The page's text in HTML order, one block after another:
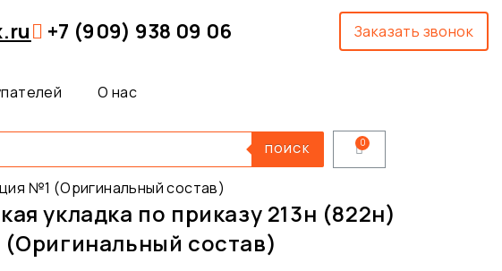
+7 (909) 938 09 06 Заказать звонок
О нас
ПОИСК
№1 (Оригинальный состав)
укладка по приказу 213н (822н)
состав)